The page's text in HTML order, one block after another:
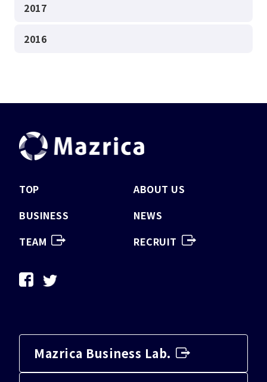
2017
2016
TOP
ABOUT US
BUSINESS
NEWS
TEAM
RECRUIT
Mazrica Business Lab.